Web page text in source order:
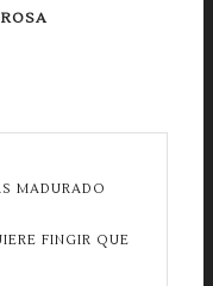
MADURADO
FINGIR QUE